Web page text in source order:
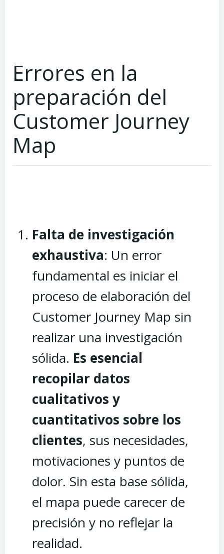
Errores en la
preparación del
Customer Journey
Map
Falta de investigación
exhaustiva: Un error
fundamental es iniciar el
proceso de elaboración del
Customer Journey Map sin
realizar una investigación
sólida. Es esencial
recopilar datos
cualitativos y
cuantitativos sobre los
clientes, sus necesidades,
motivaciones y puntos de
dolor. Sin esta base sólida,
el mapa puede carecer de
precisión y no reflejar la
realidad.